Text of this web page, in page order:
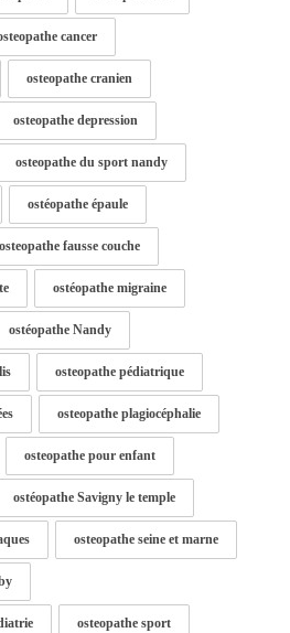
cancer
osteopathe cranien
osteopathe depression
osteopathe du sport nandy
ostéopathe épaule
osteopathe fausse couche
ostéopathe migraine
ostéopathe Nandy
osteopathe pédiatrique
osteopathe plagiocéphalie
osteopathe pour enfant
ostéopathe Savigny le temple
osteopathe seine et marne
osteopathe sport